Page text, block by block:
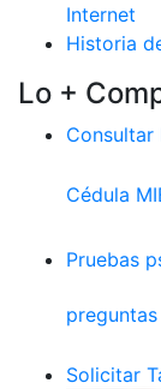
Internet
Historia
Lo +
Consultar
Cédula
Pruebas
Solicitar